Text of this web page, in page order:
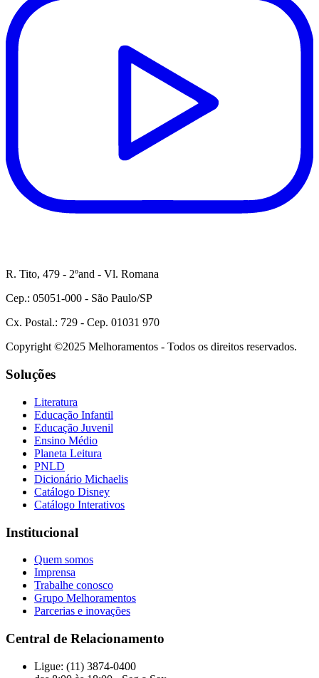
R. Tito, 479 - 2ºand - Vl. Romana
Cep.: 05051-000 - São Paulo/SP
Cx. Postal.: 729 - Cep. 01031 970
Copyright ©2025 Melhoramentos - Todos os direitos reservados.
Soluções
Literatura
Educação Infantil
Educação Juvenil
Ensino Médio
Planeta Leitura
PNLD
Dicionário Michaelis
Catálogo Disney
Catálogo Interativos
Institucional
Quem somos
Imprensa
Trabalhe conosco
Grupo Melhoramentos
Parcerias e inovações
Central de Relacionamento
Ligue: (11) 3874-0400